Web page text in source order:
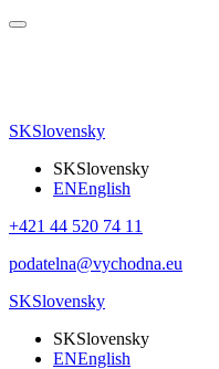
SKSlovensky
SKSlovensky
ENEnglish
+421 44 520 74 11
podatelna@vychodna.eu
SKSlovensky
SKSlovensky
ENEnglish